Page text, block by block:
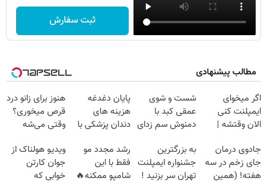
ثبت سفارش
مطالب پیشنهادی
اگر میخوای
ایمپلنت کنی
الان وقتشه |
میلیون تومان!!!
شست و شوی
عمقی کبد با
دمنوش سم زدای
پایان دغدغه
هزینه های
دندان پزشکی با
خانگی
هنوز برای زانو درد
قرص میخوری؟
وقتی می‌شه
درمانش کرد؟؟؟؟
جادوی درمان
جای زخم در سه
هفته! (همین
به بزرگترین
جشنواره ایمپلنت
تهران سر بزنید !
رشد مجدد مو
فقط با این
شامپو ممکنه🔥
ویدیو هولناک از
جوان کارتن
خوابی که